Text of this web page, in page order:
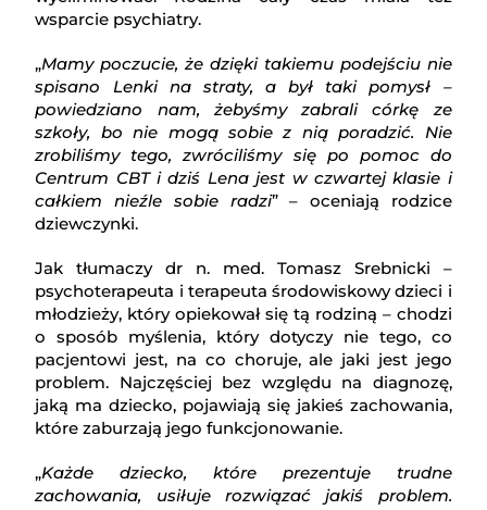
wsparcie psychiatry.
„Mamy poczucie, że dzięki takiemu podejściu nie
spisano Lenki na straty, a był taki pomysł –
powiedziano nam, żebyśmy zabrali córkę ze
szkoły, bo nie mogą sobie z nią poradzić. Nie
zrobiliśmy tego, zwróciliśmy się po pomoc do
Centrum CBT i dziś Lena jest w czwartej klasie i
całkiem nieźle sobie radzi” – oceniają rodzice
dziewczynki.
Jak tłumaczy dr n. med. Tomasz Srebnicki –
psychoterapeuta i terapeuta środowiskowy dzieci i
młodzieży, który opiekował się tą rodziną – chodzi
o sposób myślenia, który dotyczy nie tego, co
pacjentowi jest, na co choruje, ale jaki jest jego
problem. Najczęściej bez względu na diagnozę,
jaką ma dziecko, pojawiają się jakieś zachowania,
które zaburzają jego funkcjonowanie.
„Każde dziecko, które prezentuje trudne
zachowania, usiłuje rozwiązać jakiś problem.